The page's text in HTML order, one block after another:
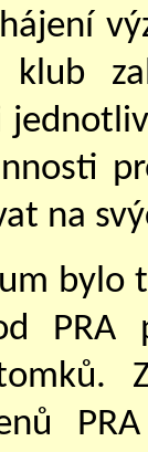
klub
na
bylo
PRA